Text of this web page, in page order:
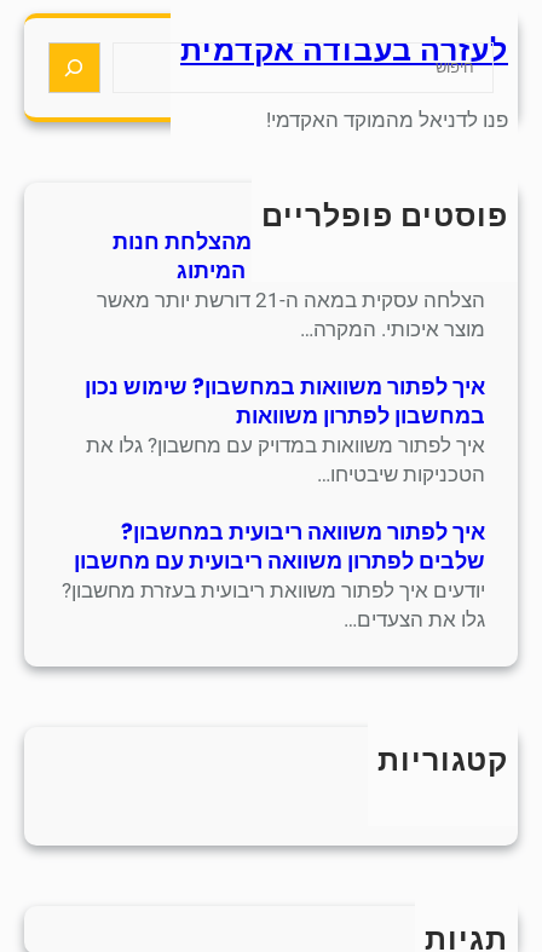
h
לעזרה בעבודה אקדמית
פנו לדניאל מהמוקד האקדמי!
S
a
פוסטים פופלריים
חמש אסטרטגיות למידה מהצלחת חנות
סנדלים מסורתית בתחום המיתוג
הצלחה עסקית במאה ה-21 דורשת יותר מאשר
מוצר איכותי. המקרה…
איך לפתור משוואות במחשבון? שימוש נכון
במחשבון לפתרון משוואות
איך לפתור משוואות במדויק עם מחשבון? גלו את
הטכניקות שיבטיחו…
איך לפתור משוואה ריבועית במחשבון?
שלבים לפתרון משוואה ריבועית עם מחשבון
יודעים איך לפתור משוואת ריבועית בעזרת מחשבון?
גלו את הצעדים…
קטגוריות
תגיות